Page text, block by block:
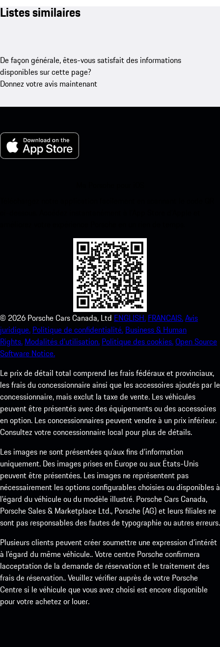
Listes similaires
De façon générale, êtes-vous satisfait des informations
disponibles sur cette page?
Donnez votre avis maintenant
© 2026 Porsche Cars Canada, Ltd ENGLISH. FRANCAIS.Avis
juridique. Politique de confidentialité. Business & Human
Rights. Modalités d’utilisation. Politique des cookies.Open Source
Software Notice.
Le prix de détail total comprend les frais fédéraux et provinciaux,
les frais du concessionnaire ainsi que les accessoires ajoutés par le
concessionnaire, mais exclut la taxe de vente. Les véhicules
peuvent être présentés avec des équipements ou des accessoires
en option. Les concessionnaires peuvent vendre à un prix inférieur.
Consultez votre concessionnaire local pour plus de détails.
Les images ne sont présentées qu’aux fins d’information
uniquement. Des images prises en Europe ou aux États-Unis
peuvent être présentées. Les images ne représentent pas
nécessairement les options configurables choisies ou disponibles à
l’égard du véhicule ou du modèle illustré. Porsche Cars Canada,
Porsche Sales & Marketplace Ltd., Porsche (AG) et leurs filiales ne
sont pas responsables des fautes de typographie ou autres erreurs.
Plusieurs clients peuvent créer soumettre une expression d’intérêt
à l’égard du même véhicule.. Votre centre Porsche confirmera
lacceptation de la demande de réservation et le traitement des
frais de réservation.. Veuillez vérifier auprès de votre Porsche
Centre si le véhicule que vous avez choisi est encore disponible
pour votre achetez or louer.